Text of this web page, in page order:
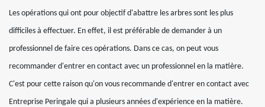
Les opérations qui ont pour objectif d'abattre les arbres sont les plus
difficiles à effectuer. En effet, il est préférable de demander à un
professionnel de faire ces opérations. Dans ce cas, on peut vous
recommander d'entrer en contact avec un professionnel en la matière.
C'est pour cette raison qu'on vous recommande d'entrer en contact avec
Entreprise Peringale qui a plusieurs années d'expérience en la matière.